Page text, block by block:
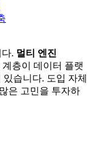
. 멀티 엔진
층이 데이터 플랫
습니다. 도입 자체
은 고민을 투자하